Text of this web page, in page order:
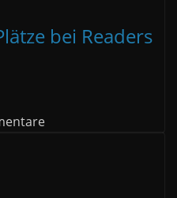
bei Readers